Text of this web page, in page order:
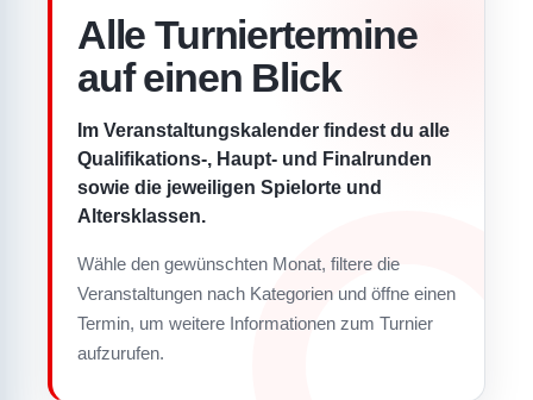
Alle Turniertermine
auf einen Blick
Im Veranstaltungskalender findest du alle
Qualifikations-, Haupt- und Finalrunden
sowie die jeweiligen Spielorte und
Altersklassen.
Wähle den gewünschten Monat, filtere die
Veranstaltungen nach Kategorien und öffne einen
Termin, um weitere Informationen zum Turnier
aufzurufen.